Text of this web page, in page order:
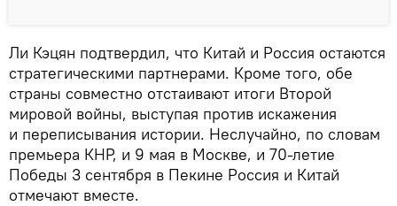
Ли Кэцян подтвердил, что Китай и Россия остаются
стратегическими партнерами. Кроме того, обе
страны совместно отстаивают итоги Второй
мировой войны, выступая против искажения
и переписывания истории. Неслучайно, по словам
премьера КНР, и 9 мая в Москве, и 70-летие
Победы 3 сентября в Пекине Россия и Китай
отмечают вместе.